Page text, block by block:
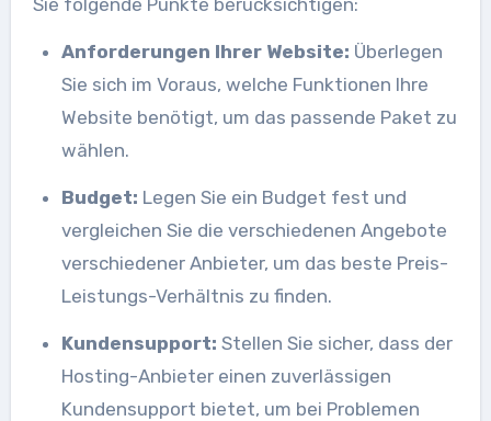
Anforderungen Ihrer Website: Überlegen
Sie sich im Voraus, welche Funktionen Ihre
Website benötigt, um das passende Paket zu
wählen.
Budget: Legen Sie ein Budget fest und
vergleichen Sie die verschiedenen Angebote
verschiedener Anbieter, um das beste Preis-
Leistungs-Verhältnis zu finden.
Kundensupport: Stellen Sie sicher, dass der
Hosting-Anbieter einen zuverlässigen
Kundensupport bietet, um bei Problemen